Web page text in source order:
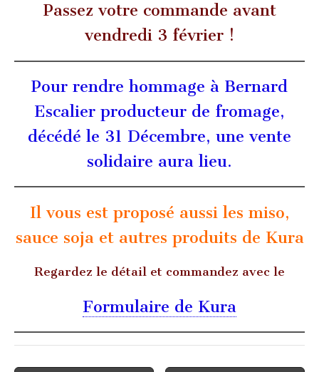
Passez votre commande avant
vendredi 3 février !
Pour rendre hommage à Bernard
Escalier producteur de fromage,
décédé le 31 Décembre, une vente
solidaire aura lieu.
Il vous est proposé aussi les miso,
sauce soja et autres produits de Kura
Regardez le détail et commandez avec le
Formulaire de Kura